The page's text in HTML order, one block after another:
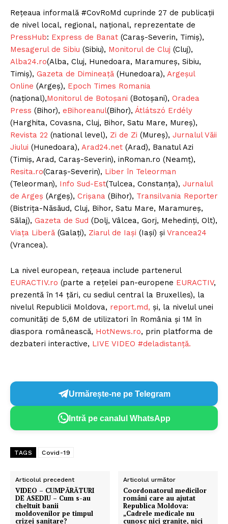
Rețeaua informală #CovRoMd cuprinde 27 de publicații
de nivel local, regional, național, reprezentate de
PressHub: Express de Banat (Caraș-Severin, Timiș),
Mesagerul de Sibiu (Sibiu), Monitorul de Cluj (Cluj),
Alba24.ro(Alba, Cluj, Hunedoara, Maramureș, Sibiu,
Timiș), Gazeta de Dimineață (Hunedoara), Argeșul
Online (Argeș), Epoch Times Romania
(național),Monitorul de Botoșani (Botoșani), Oradea
Press (Bihor), eBihoreanul(Bihor), Átlátszó Erdély
(Harghita, Covasna, Cluj, Bihor, Satu Mare, Mureș),
Revista 22 (national level), Zi de Zi (Mureș), Jurnalul Văii
Jiului (Hunedoara), Arad24.net (Arad), Banatul Azi
(Timiș, Arad, Caraș-Severin), inRoman.ro (Neamț),
Resita.ro(Caraș-Severin), Liber în Teleorman
(Teleorman), Info Sud-Est(Tulcea, Constanța), Jurnalul
de Argeș (Argeș), Crișana (Bihor), Transilvania Reporter
(Bistrița-Năsăud, Cluj, Bihor, Satu Mare, Maramureș,
Sălaj), Gazeta de Sud (Dolj, Vâlcea, Gorj, Mehedinți, Olt),
Viața Liberă (Galați), Ziarul de Iași (Iași) și Vrancea24
(Vrancea).
La nivel european, rețeaua include partenerul
EURACTIV.ro (parte a rețelei pan-europene EURACTIV,
prezentă în 14 țări, cu sediul central la Bruxelles), la
nivelul Republicii Moldova, report.md, și, la nivelul unei
comunități de 5,6M de utilizatori în România și 1M în
diaspora românească, HotNews.ro, prin platforma de
dezbateri interactive, LIVE VIDEO #deladistanță.
Urmărește-ne pe Telegram
Intră pe canalul WhatsApp
TAGS Covid-19
Articolul precedent
VIDEO – CUMPĂRĂTURI
DE ASEDIU – Cum s-au
cheltuit banii
moldovenilor pe timpul
crizei sanitare?
Articolul următor
Coordonatorul medicilor
români care au ajutat
Republica Moldova:
„Cadrele medicale nu
cunosc nici granițe, nici